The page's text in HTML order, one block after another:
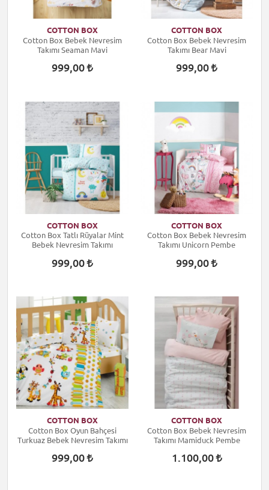
COTTON BOX
Cotton Box Bebek Nevresim
Takımı Seaman Mavi
999,00
COTTON BOX
Cotton Box Bebek Nevresim
Takımı Bear Mavi
999,00
COTTON BOX
Cotton Box Tatlı Rüyalar Mint
Bebek Nevresim Takımı
999,00
COTTON BOX
Cotton Box Bebek Nevresim
Takımı Unicorn Pembe
999,00
COTTON BOX
Cotton Box Oyun Bahçesi
Turkuaz Bebek Nevresim Takımı
999,00
COTTON BOX
Cotton Box Bebek Nevresim
Takımı Mamiduck Pembe
1.100,00